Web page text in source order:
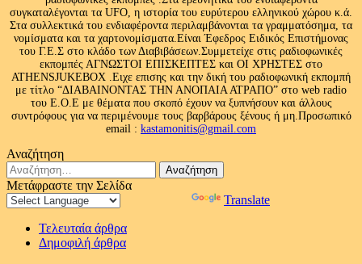
συγκαταλέγονται τα UFO, η ιστορία του ευρύτερου ελληνικού χώρου κ.ά.
Στα συλλεκτικά του ενδιαφέροντα περιλαμβάνονται τα γραμματόσημα, τα
νομίσματα και τα χαρτονομίσματα.Είναι Έφεδρος Ειδικός Επιστήμονας
του Γ.Ε.Σ στο κλάδο των Διαβιβάσεων.Συμμετείχε στις ραδιοφωνικές
εκπομπές ΑΓΝΩΣΤΟΙ ΕΠΙΣΚΕΠΤΕΣ και ΟΙ ΧΡΗΣΤΕΣ στο
ATHENSJUKEBOX .Ειχε επισης και την δική του ραδιοφωνική εκπομπή
με τίτλο “ΔΙΑΒΑΙΝΟΝΤΑΣ ΤΗΝ ΑΝΟΠΑΙΑ ΑΤΡΑΠΟ” στο web radio
του Ε.Ο.Ε με θέματα που σκοπό έχουν να ξυπνήσουν και άλλους
συντρόφους για να περιμένουμε τους βαρβάρους ξένους ή μη.Προσωπικό
email : kastamonitis@gmail.com
Αναζήτηση
Αναζήτηση
για:
Μετάφραστε την Σελίδα
Translate
Τελευταία άρθρα
Δημοφιλή άρθρα